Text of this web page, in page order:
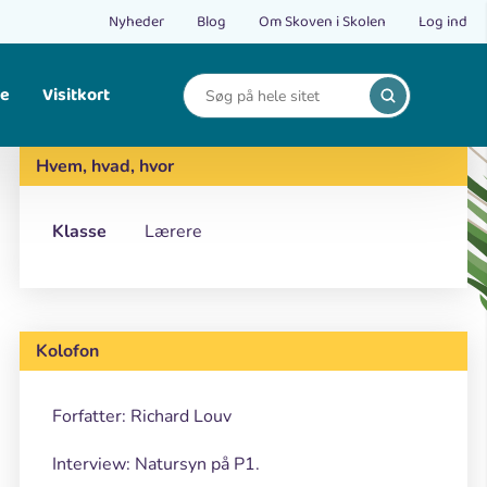
Nyheder Blog Om Skoven i Skolen Log ind
Visitkort
Print
Hvem, hvad, hvor
Klasse Lærere
Kolofon
Forfatter: Richard Louv
Interview: Natursyn på P1.